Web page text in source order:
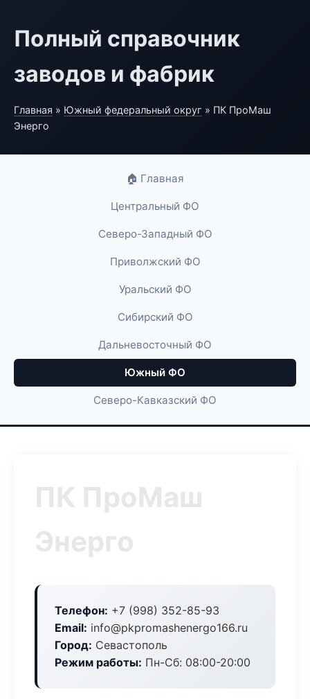
Полный справочник
заводов и фабрик
Главная » Южный федеральный округ » ПК ПроМаш
Энерго
🏠 Главная
Центральный ФО
Северо-Западный ФО
Приволжский ФО
Уральский ФО
Сибирский ФО
Дальневосточный ФО
Южный ФО
Северо-Кавказский ФО
ПК ПроМаш
Энерго
Телефон: +7 (998) 352-85-93
Email: info@pkpromashenergo166.ru
Город: Севастополь
Режим работы: Пн-Сб: 08:00-20:00